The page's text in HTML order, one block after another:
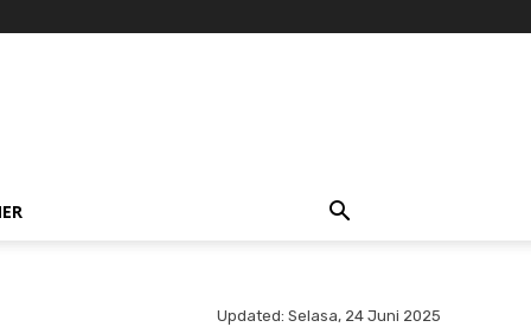
Updated: Selasa, 24 Juni 2025